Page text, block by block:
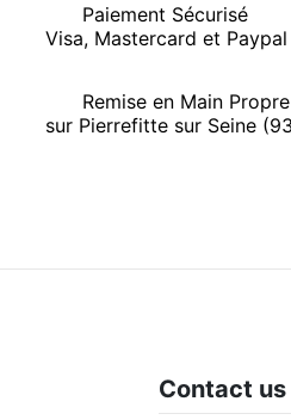
Paiement Sécurisé
Visa, Mastercard et Paypal
Remise en Main Propre
sur Pierrefitte sur Seine
Contact us